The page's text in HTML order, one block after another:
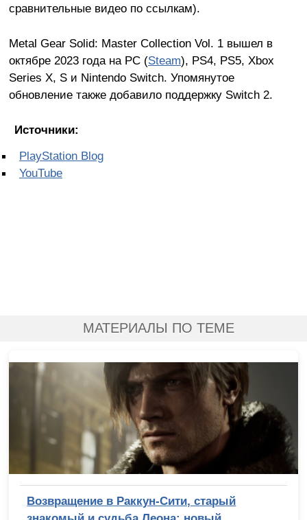
сравнительные видео по ссылкам).
Metal Gear Solid: Master Collection Vol. 1 вышел в
октябре 2023 года на PC (Steam), PS4, PS5, Xbox
Series X, S и Nintendo Switch. Упомянутое
обновление также добавило поддержку Switch 2.
Источники:
PlayStation Blog
YouTube
МАТЕРИАЛЫ ПО ТЕМЕ
Возвращение в Раккун-Сити, старый